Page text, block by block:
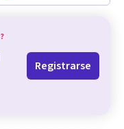
?
Registrarse